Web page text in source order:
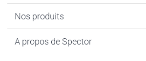
Nos produits
Faire-part & Cartes
A propos de Spector